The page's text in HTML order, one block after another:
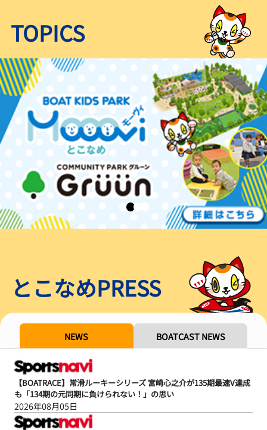
TOPICS
とこなめPRESS
NEWS BOATCAST NEWS
【BOATRACE】常滑ルーキーシリーズ 宮崎心之介が135期最速V達成
も「134期の元同期に負けられない！」の思い
2026年08月05日